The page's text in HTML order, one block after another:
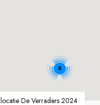
8
De Verraders 2024